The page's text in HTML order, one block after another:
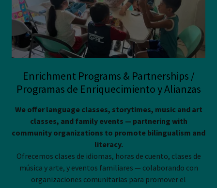
Enrichment Programs & Partnerships /
Programas de Enriquecimiento y Alianzas
We offer language classes, storytimes, music and art
classes, and family events — partnering with
community organizations to promote bilingualism and
literacy.
Ofrecemos clases de idiomas, horas de cuento, clases de
música y arte, y eventos familiares — colaborando con
organizaciones comunitarias para promover el